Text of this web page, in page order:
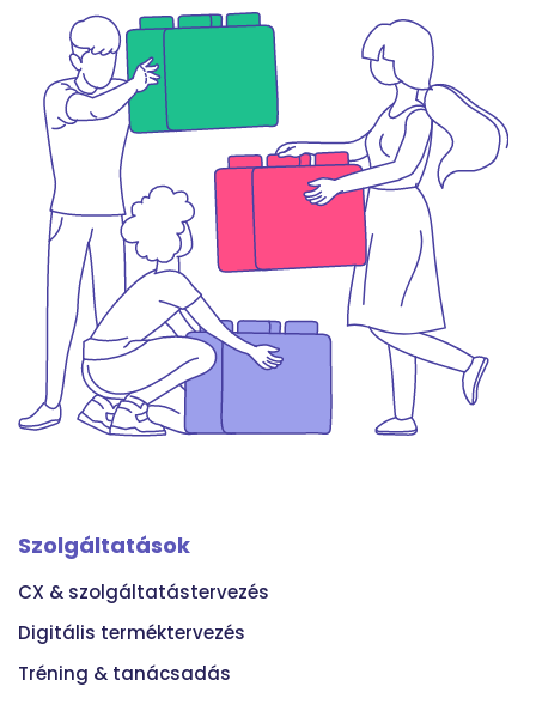
Szolgáltatások
CX & szolgáltatástervezés
Digitális terméktervezés
Tréning & tanácsadás